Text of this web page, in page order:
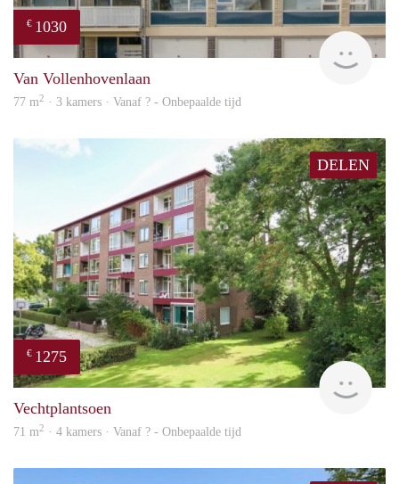
€ 1030
Van Vollenhovenlaan
77 m2 · 3 kamers · Vanaf ? - Onbepaalde tijd
DELEN
€ 1275
Vechtplantsoen
71 m2 · 4 kamers · Vanaf ? - Onbepaalde tijd